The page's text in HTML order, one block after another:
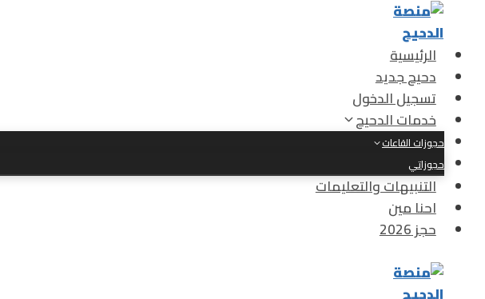
التجاوز
المحتوىالرئيسية
دحيح جديد
تسجيل الدخول
خدمات الدحيح
حجوزات القاعات
حجوزاتي
التنبيهات والتعليمات
احنا مين
حجز 2026